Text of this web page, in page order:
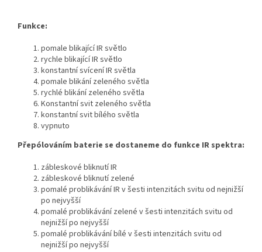
Funkce:
pomale blikající IR světlo
rychle blikající IR světlo
konstantní svícení IR světla
pomale blikání zeleného světla
rychlé blikání zeleného světla
Konstantní svit zeleného světla
konstantní svit bílého světla
vypnuto
Přepólováním baterie se dostaneme do funkce IR spektra:
zábleskové bliknutí IR
zábleskové bliknutí zelené
pomalé problikávání IR v šesti intenzitách svitu od nejnižší
po nejvyšší
pomalé problikávání zelené v šesti intenzitách svitu od
nejnižší po nejvyšší
pomalé problikávání bílé v šesti intenzitách svitu od
nejnižší po nejvyšší